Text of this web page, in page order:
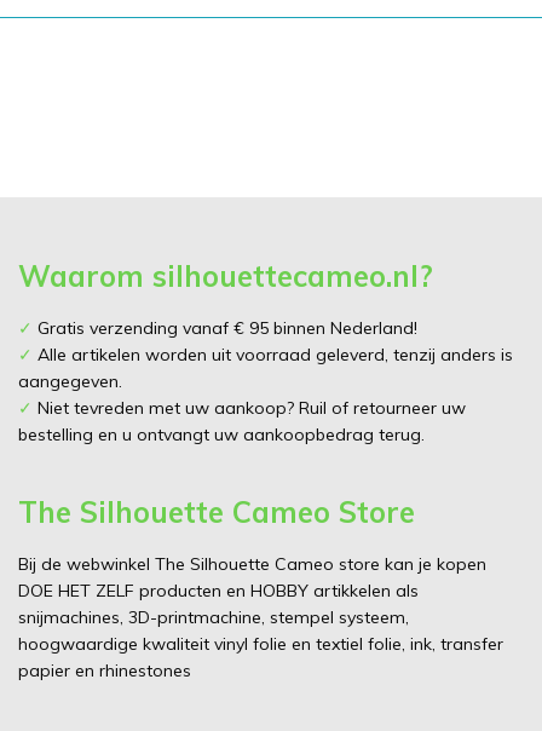
Waarom silhouettecameo.nl?
✓ Gratis verzending vanaf € 95 binnen Nederland!
✓ Alle artikelen worden uit voorraad geleverd, tenzij anders is
aangegeven.
✓ Niet tevreden met uw aankoop? Ruil of retourneer uw
bestelling en u ontvangt uw aankoopbedrag terug.
The Silhouette Cameo Store
Bij de webwinkel The Silhouette Cameo store kan je kopen
DOE HET ZELF producten en HOBBY artikkelen als
snijmachines, 3D-printmachine, stempel systeem,
hoogwaardige kwaliteit vinyl folie en textiel folie, ink, transfer
papier en rhinestones